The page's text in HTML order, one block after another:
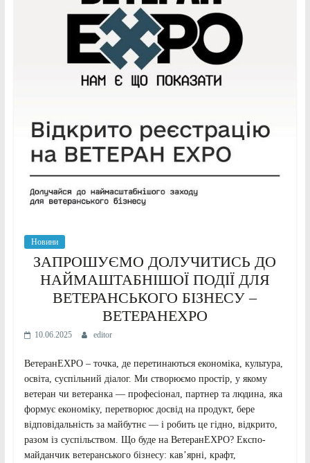
Новини
ЗАПРОШУЄМО ДОЛУЧИТИСЬ ДО
НАЙМАШТАБНІШОЇ ПОДІЇ ДЛЯ
ВЕТЕРАНСЬКОГО БІЗНЕСУ –
ВЕТЕРАНEXPO
10.06.2025 editor
ВетеранEXPO – точка, де перетинаються економіка, культура,
освіта, суспільний діалог. Ми створюємо простір, у якому
ветеран чи ветеранка — професіонал, партнер та людина, яка
формує економіку, перетворює досвід на продукт, бере
відповідальність за майбутнє — і робить це гідно, відкрито,
разом із суспільством. Що буде на ВетеранEXPO? Експо-
майданчик ветеранського бізнесу: кав’ярні, крафт,